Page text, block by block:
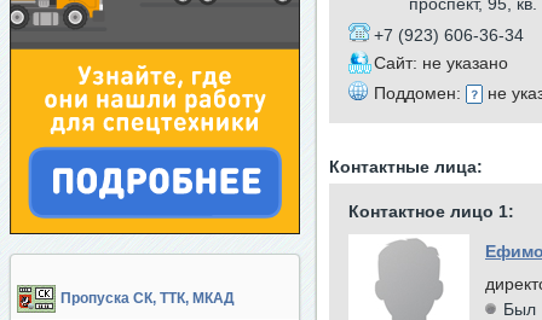
Пропуска СК, ТТК, МКАД
+7 (923) 606-36-34
Сайт: не указано
Поддомен:
не
Контактные лица:
Контактное лицо 1:
Был